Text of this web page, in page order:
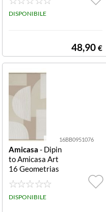
DISPONIBILE
48,90 €
16BB0951076
Amicasa - Dipin
to Amicasa Art
16 Geometrias
Geometrias
DISPONIBILE